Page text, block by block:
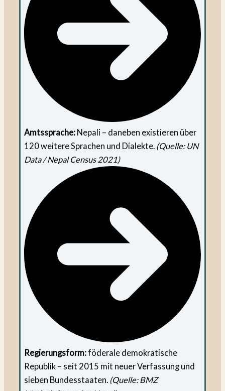
Amtssprache: Nepali – daneben existieren über
120 weitere Sprachen und Dialekte. (Quelle: UN
Data / Nepal Census 2021)
Regierungsform:föderale demokratische
Republik – seit 2015 mit neuer Verfassung und
sieben Bundesstaaten. (Quelle: BMZ